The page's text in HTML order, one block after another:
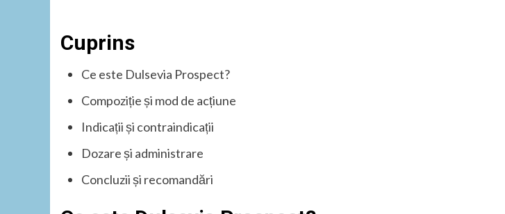
Cuprins
Ce este Dulsevia Prospect?
Compoziție și mod de acțiune
Indicații și contraindicații
Dozare și administrare
Concluzii și recomandări